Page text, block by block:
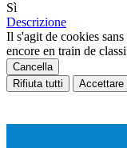
Sì
Descrizione
Il s'agit de cookies
encore en train de
Cancella
Rifiuta tutti
Accettare